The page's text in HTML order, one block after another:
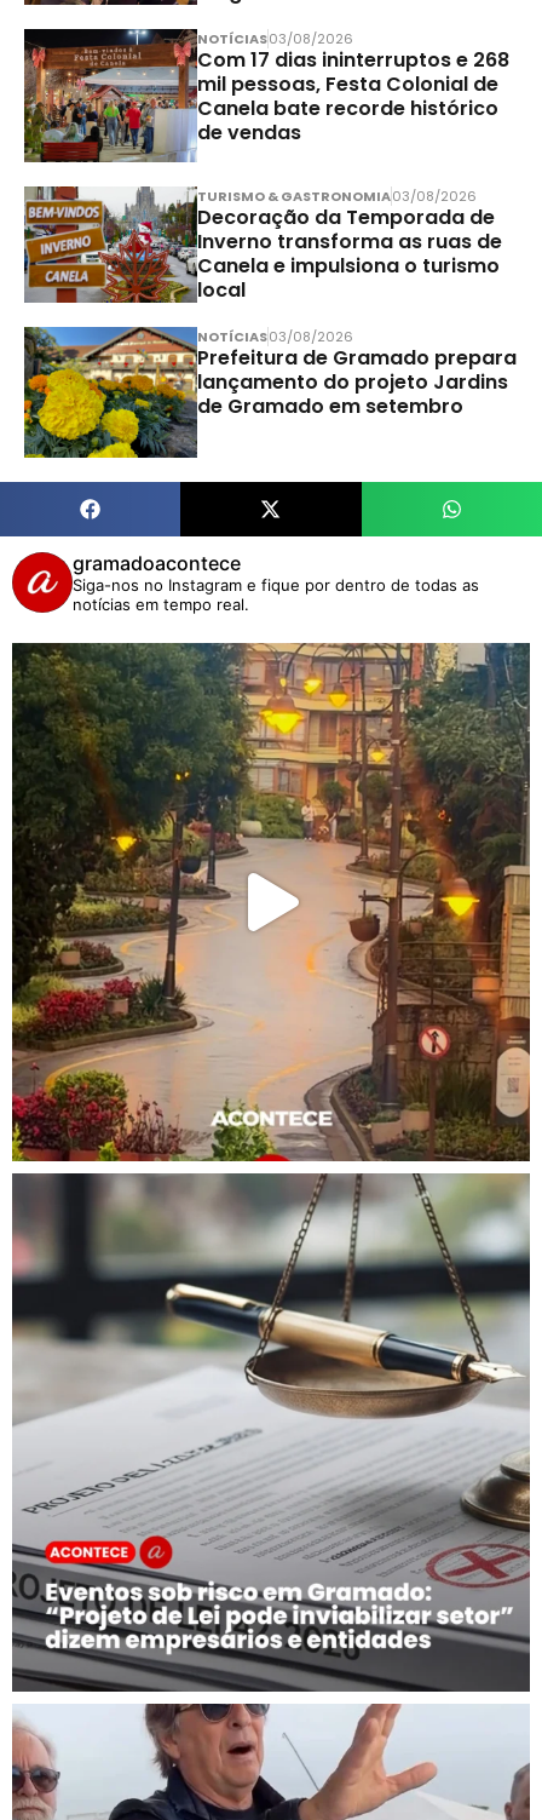
NOTÍCIAS03/08/2026
Com 17 dias ininterruptos e 268
mil pessoas, Festa Colonial de
Canela bate recorde histórico
de vendas
TURISMO & GASTRONOMIA03/08/2026
Decoração da Temporada de
Inverno transforma as ruas de
Canela e impulsiona o turismo
local
NOTÍCIAS03/08/2026
Prefeitura de Gramado prepara
lançamento do projeto Jardins
de Gramado em setembro
gramadoacontece
Siga-nos no Instagram e fique por dentro de todas as
notícias em tempo real.